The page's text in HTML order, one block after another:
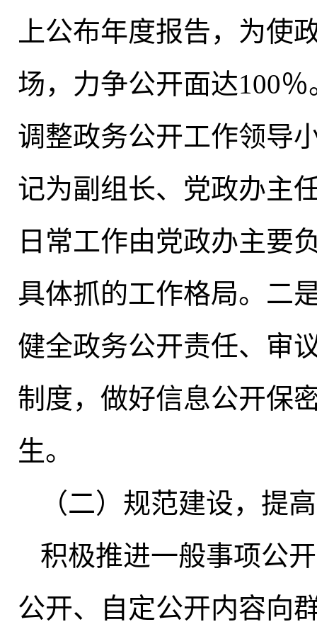
上公布年度报告，为使
场，力争公开面达100％
调整政务公开工作领导
记为副组长、党政办主
日常工作由党政办主要
具体抓的工作格局。 二
健全政务公开责任、审
制度， 做好信息公开保
生。
（二）规范建设， 提
积极推进一般事项公
公开、自定公开内容向